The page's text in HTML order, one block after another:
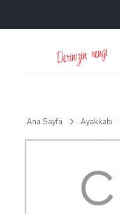
Ana Sayfa Ayakkabı